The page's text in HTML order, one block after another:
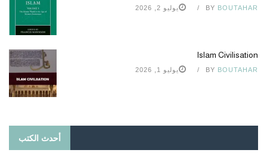
BY BOUTAHAR يوليو 2, 2026
Islam Civilisation
BY BOUTAHAR يوليو 1, 2026
أحدث الكتب